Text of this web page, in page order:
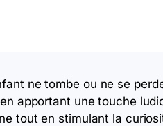
ne tombe ou ne se
apportant une touche
tout en stimulant la